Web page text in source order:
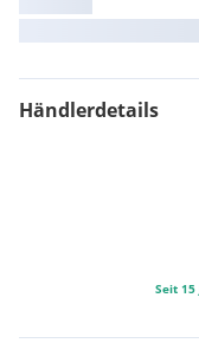
Händlerdetails
Seit 15